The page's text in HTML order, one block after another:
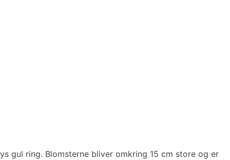
gul ring. Blomsterne bliver omkring 15 cm store og er